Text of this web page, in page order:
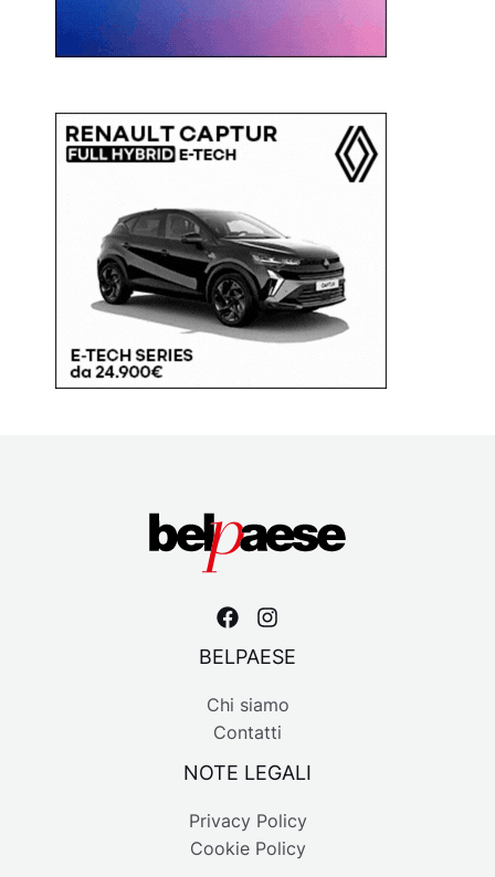
BELPAESE
Chi siamo
Contatti
NOTE LEGALI
Privacy Policy
Cookie Policy